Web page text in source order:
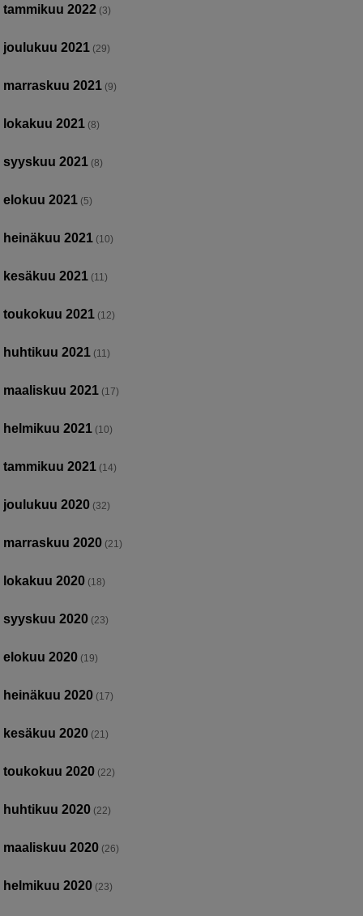
tammikuu 2022 (3)
joulukuu 2021 (29)
marraskuu 2021 (9)
lokakuu 2021 (8)
syyskuu 2021 (8)
elokuu 2021 (5)
heinäkuu 2021 (10)
kesäkuu 2021 (11)
toukokuu 2021 (12)
huhtikuu 2021 (11)
maaliskuu 2021 (17)
helmikuu 2021 (10)
tammikuu 2021 (14)
joulukuu 2020 (32)
marraskuu 2020 (21)
lokakuu 2020 (18)
syyskuu 2020 (23)
elokuu 2020 (19)
heinäkuu 2020 (17)
kesäkuu 2020 (21)
toukokuu 2020 (22)
huhtikuu 2020 (22)
maaliskuu 2020 (26)
helmikuu 2020 (23)